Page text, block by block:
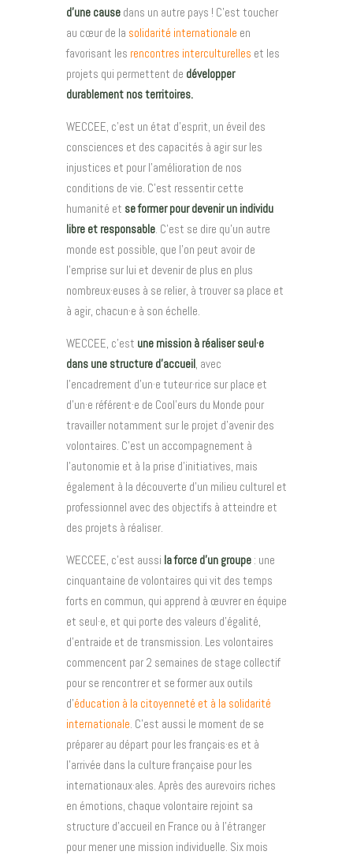
d’une cause dans un autre pays ! C’est toucher
au cœur de la solidarité internationale en
favorisant les rencontres interculturelles et les
projets qui permettent de développer
durablement nos territoires.
WECCEE, c’est un état d’esprit, un éveil des
consciences et des capacités à agir sur les
injustices et pour l’amélioration de nos
conditions de vie. C’est ressentir cette
humanité et se former pour devenir un individu
libre et responsable . C’est se dire qu’un autre
monde est possible, que l’on peut avoir de
l’emprise sur lui et devenir de plus en plus
nombreux·euses à se relier, à trouver sa place et
à agir, chacun·e à son échelle.
WECCEE, c’est une mission à réaliser seul·e
dans une structure d’accueil , avec
l’encadrement d’un·e tuteur·rice sur place et
d’un·e référent·e de Cool’eurs du Monde pour
travailler notamment sur le projet d’avenir des
volontaires. C’est un accompagnement à
l’autonomie et à la prise d’initiatives, mais
également à la découverte d’un milieu culturel et
professionnel avec des objectifs à atteindre et
des projets à réaliser.
WECCEE, c’est aussi la force d’un groupe : une
cinquantaine de volontaires qui vit des temps
forts en commun, qui apprend à œuvrer en équipe
et seul·e, et qui porte des valeurs d’égalité,
d’entraide et de transmission. Les volontaires
commencent par 2 semaines de stage collectif
pour se rencontrer et se former aux outils
d’éducation à la citoyenneté et à la solidarité
internationale . C’est aussi le moment de se
préparer au départ pour les français·es et à
l’arrivée dans la culture française pour les
internationaux·ales. Après des aurevoirs riches
en émotions, chaque volontaire rejoint sa
structure d’accueil en France ou à l’étranger
pour mener une mission individuelle. Six mois